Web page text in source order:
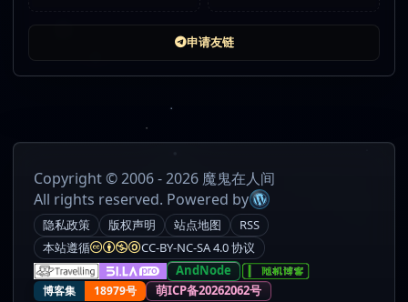
申请友链
Copyright © 2006 - 2026 魔鬼在人间
All rights reserved. Powered by
隐私政策 版权声明 站点地图
RSS
本站遵循
CC-BY-NC-SA 4.0 协议
AndNode
博客集 18979号 萌ICP备20262062号